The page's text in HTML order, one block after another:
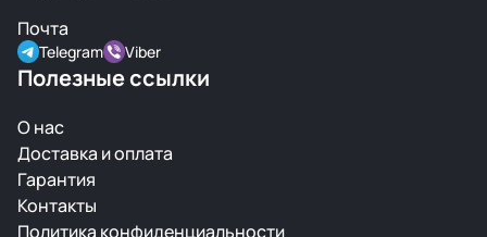
Почта
Telegram Viber
Полезные ссылки
О нас
Доставка и оплата
Гарантия
Контакты
Политика конфиденциальности